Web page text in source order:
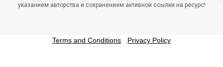
указанием авторства и сохранением активной ссылки на ресурс!
Terms and Conditions - Privacy Policy